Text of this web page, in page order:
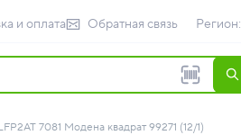
и оплата Обратная связь Регион:
7081 Модена квадрат 99271 (12/1)